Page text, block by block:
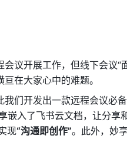
议开展工作，但线下会议“
在大家心中的难题。
们开发出一款远程会议必
嵌入了飞书云文档，让分享
现“沟通即创作”。此外，妙